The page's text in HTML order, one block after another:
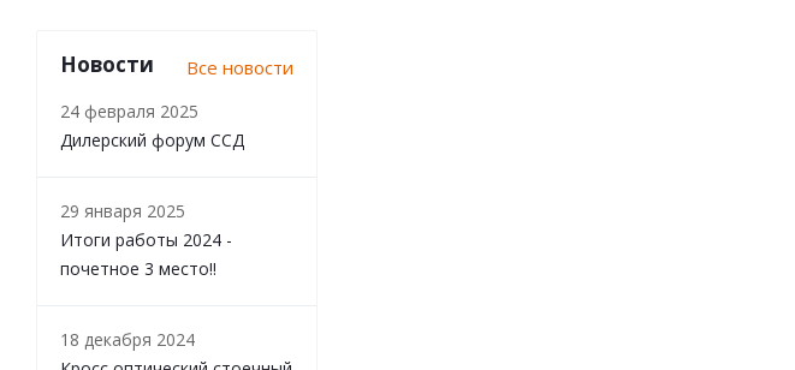
Новости Все новости
24 февраля 2025
Дилерский форум ССД
29 января 2025
Итоги работы 2024 -
почетное 3 место!!
18 декабря 2024